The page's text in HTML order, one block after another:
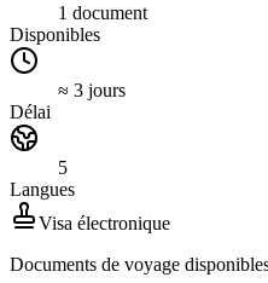
1 document
Disponibles
≈ 3 jours
Délai
5
Langues
Visa électronique
Documents de voyage